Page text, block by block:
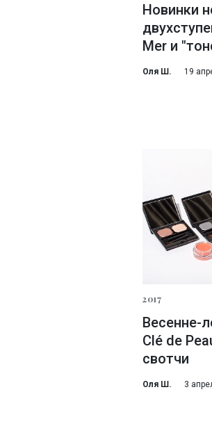
Новинки
Mer и
Оля Ш. 19
2017
Весенне-
Clé de
свотчи
Оля Ш. 3